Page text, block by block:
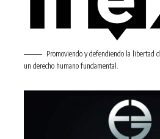
Promoviendo y defendiendo la libertad
un derecho humano fundamental.